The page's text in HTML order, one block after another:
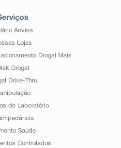
Anvisa
Lojas
Drogal Mais
Drogal
Drive-Thru
de Laboratório
Saúde
Controlados